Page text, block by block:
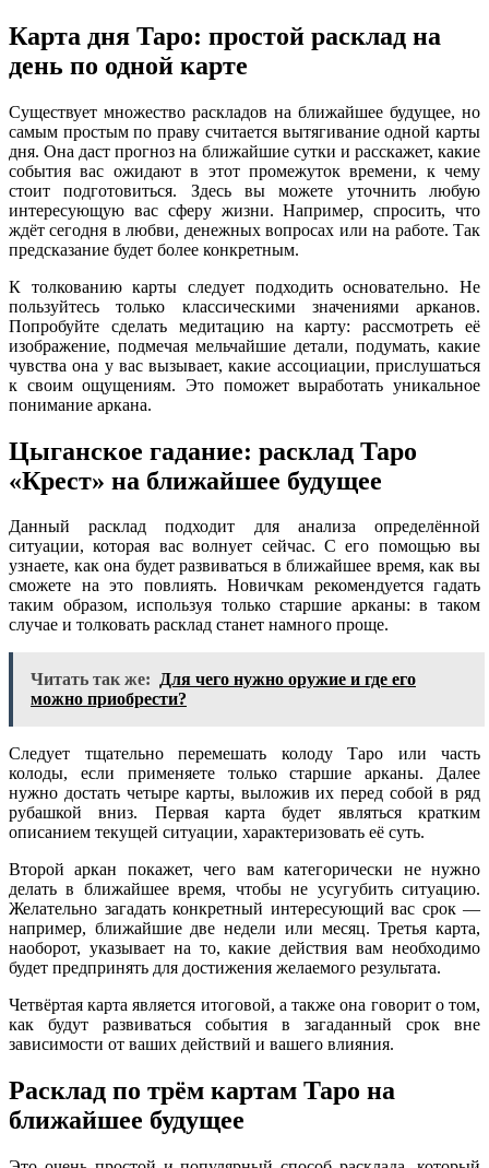
Карта дня Таро: простой расклад на
день по одной карте
Существует множество раскладов на ближайшее будущее, но
самым простым по праву считается вытягивание одной карты
дня. Она даст прогноз на ближайшие сутки и расскажет, какие
события вас ожидают в этот промежуток времени, к чему
стоит подготовиться. Здесь вы можете уточнить любую
интересующую вас сферу жизни. Например, спросить, что
ждёт сегодня в любви, денежных вопросах или на работе. Так
предсказание будет более конкретным.
К толкованию карты следует подходить основательно. Не
пользуйтесь только классическими значениями арканов.
Попробуйте сделать медитацию на карту: рассмотреть её
изображение, подмечая мельчайшие детали, подумать, какие
чувства она у вас вызывает, какие ассоциации, прислушаться
к своим ощущениям. Это поможет выработать уникальное
понимание аркана.
Цыганское гадание: расклад Таро
«Крест» на ближайшее будущее
Данный расклад подходит для анализа определённой
ситуации, которая вас волнует сейчас. С его помощью вы
узнаете, как она будет развиваться в ближайшее время, как вы
сможете на это повлиять. Новичкам рекомендуется гадать
таким образом, используя только старшие арканы: в таком
случае и толковать расклад станет намного проще.
Читать так же: Для чего нужно оружие и где его
можно приобрести?
Следует тщательно перемешать колоду Таро или часть
колоды, если применяете только старшие арканы. Далее
нужно достать четыре карты, выложив их перед собой в ряд
рубашкой вниз. Первая карта будет являться кратким
описанием текущей ситуации, характеризовать её суть.
Второй аркан покажет, чего вам категорически не нужно
делать в ближайшее время, чтобы не усугубить ситуацию.
Желательно загадать конкретный интересующий вас срок —
например, ближайшие две недели или месяц. Третья карта,
наоборот, указывает на то, какие действия вам необходимо
будет предпринять для достижения желаемого результата.
Четвёртая карта является итоговой, а также она говорит о том,
как будут развиваться события в загаданный срок вне
зависимости от ваших действий и вашего влияния.
Расклад по трём картам Таро на
ближайшее будущее